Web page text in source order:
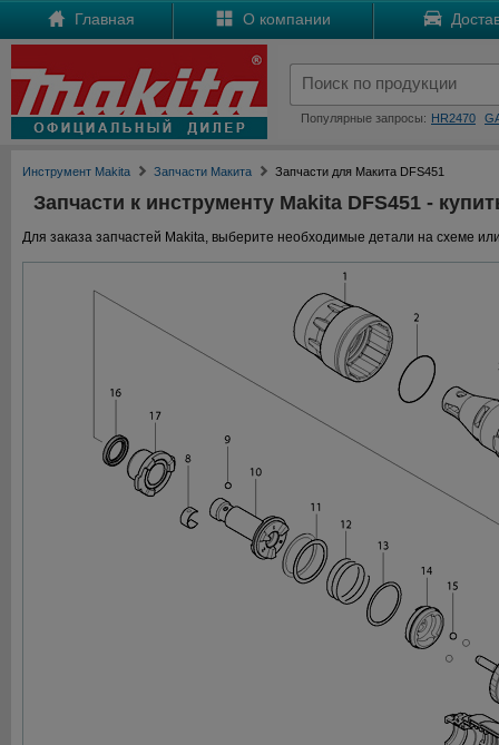
Главная О компании
Популярные запросы: HR2470
Инструмент Makita Запчасти Макита Запчасти для Макита DFS451
Запчасти к инструменту Makita DFS451 -
Для заказа запчастей Makita, выберите необходимые детали на схеме